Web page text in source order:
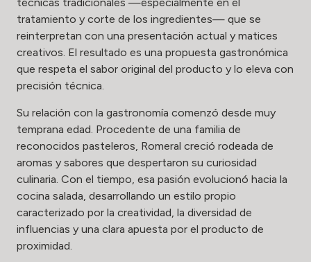
tratamiento y corte de los ingredientes— que se
reinterpretan con una presentación actual y matices
creativos. El resultado es una propuesta gastronómica
que respeta el sabor original del producto y lo eleva con
precisión técnica.
Su relación con la gastronomía comenzó desde muy
temprana edad. Procedente de una familia de
reconocidos pasteleros, Romeral creció rodeada de
aromas y sabores que despertaron su curiosidad
culinaria. Con el tiempo, esa pasión evolucionó hacia la
cocina salada, desarrollando un estilo propio
caracterizado por la creatividad, la diversidad de
influencias y una clara apuesta por el producto de
proximidad.